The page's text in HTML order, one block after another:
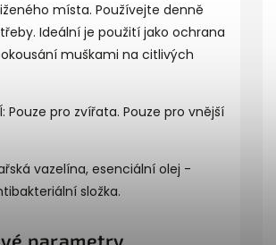
místa. Používejte denně
Ideální je použití jako ochrana
muškami na citlivých
Pouze pro zvířata. Pouze pro vnější
vazelína, esenciální olej -
složka.
parametry